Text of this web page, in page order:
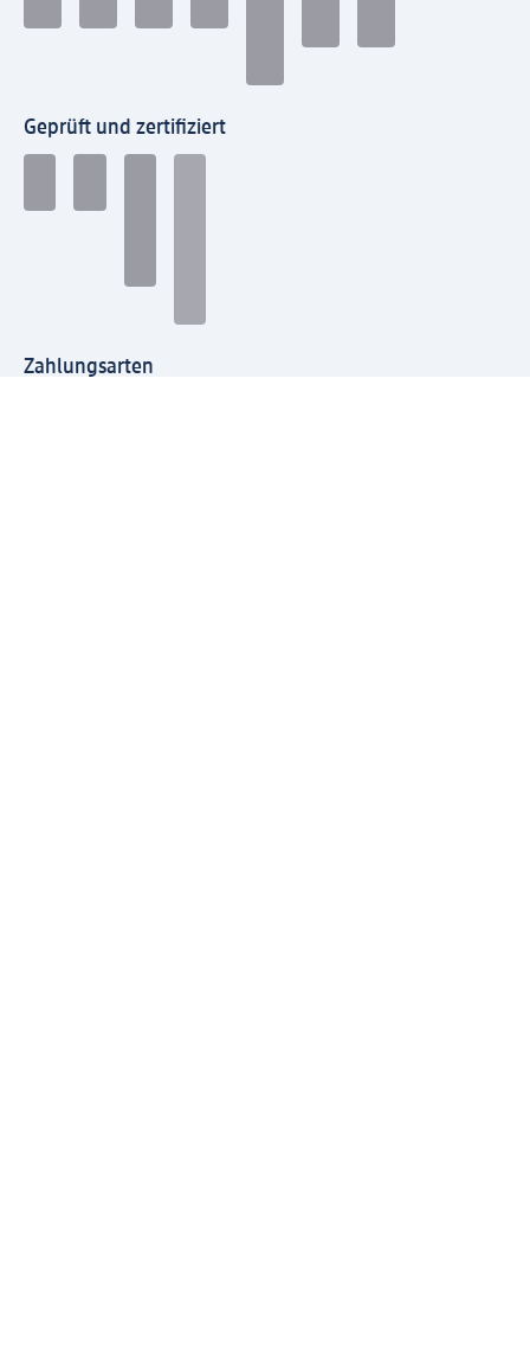
Geprüft und zertifiziert
Zahlungsarten